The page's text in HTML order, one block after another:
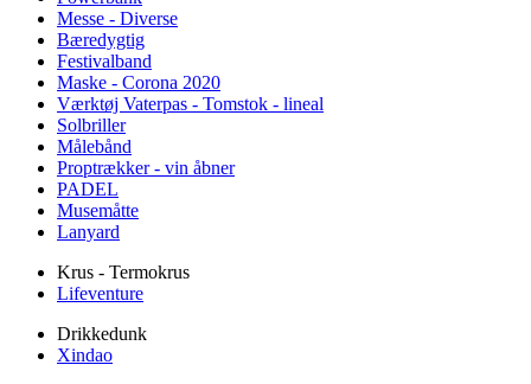
Messe - Diverse
Bæredygtig
Festivalband
Maske - Corona 2020
Værktøj Vaterpas - Tomstok - lineal
Solbriller
Målebånd
Proptrækker - vin åbner
PADEL
Musemåtte
Lanyard
Krus - Termokrus
Lifeventure
Drikkedunk
Xindao